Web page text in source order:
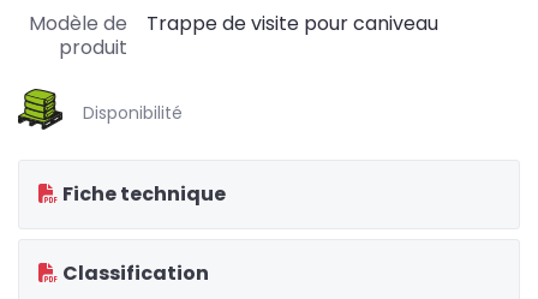
Modèle de
produit
Trappe de visite pour caniveau
Disponibilité
Fiche technique
Classification